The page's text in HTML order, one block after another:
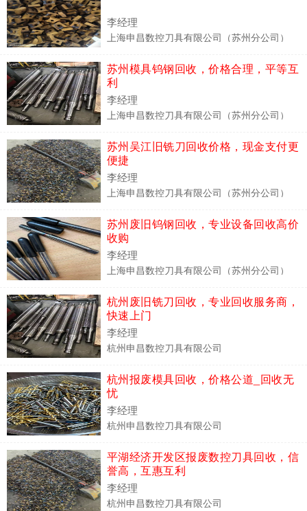
李经理
上海申昌数控刀具有限公司（苏州分公司）
苏州模具钨钢回收，价格合理，平等互
利
李经理
上海申昌数控刀具有限公司（苏州分公司）
苏州吴江旧铣刀回收价格，现金支付更
便捷
李经理
上海申昌数控刀具有限公司（苏州分公司）
苏州废旧钨钢回收，专业设备回收高价
收购
李经理
上海申昌数控刀具有限公司（苏州分公司）
杭州废旧铣刀回收，专业回收服务商，
快速上门
李经理
杭州申昌数控刀具有限公司
杭州报废模具回收，价格公道_回收无
忧
李经理
杭州申昌数控刀具有限公司
平湖经济开发区报废数控刀具回收，信
誉高，互惠互利
李经理
杭州申昌数控刀具有限公司